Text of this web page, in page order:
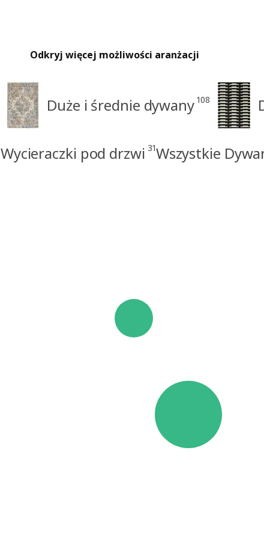
Odkryj więcej możliwości aranżacji
Duże i średnie dywany 108
Wycieraczki pod drzwi 31Wszystkie